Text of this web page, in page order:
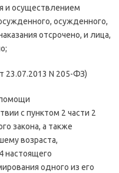
и осуществлением
осужденного,
отсрочено, и лица,
23.07.2013 N 205-ФЗ)
с пунктом 2 части 2
закона, а также
возраста,
настоящего
одного из его